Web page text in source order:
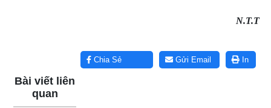
N.T.T
In
Gửi Email
Chia Sẻ
Bài viết liên
quan